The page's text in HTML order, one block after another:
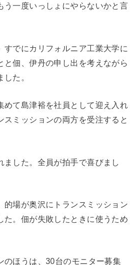
う一度いっしょにやらないかと言
すでにカリフォルニア工業大学に
と佃、伊丹の申し出を考えながら
た。
めて島津裕を社員として迎え入れ
スミッションの両方を受注すると
した。全員が拍手で喜びまし
的場が奥沢にトランスミッション
た。佃が失敗したときに使うため
のほうは、30台のモニター募集